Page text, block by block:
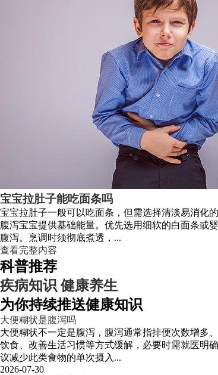
宝宝拉肚子能吃面条吗
宝宝拉肚子一般可以吃面条，但需选择清淡易消化
腹泻宝宝提供基础能量。优先选用细软的白面条或
腹泻。烹调时须彻底煮透，...
查看完整内容
科普推荐
疾病知识 健康养生
为你持续推送健康知识
大便糊状是腹泻吗
大便糊状不一定是腹泻，腹泻通常指排便次数增多
饮食、改善生活习惯等方式缓解，必要时需就医明
议减少此类食物的单次摄入...
2026-07-30